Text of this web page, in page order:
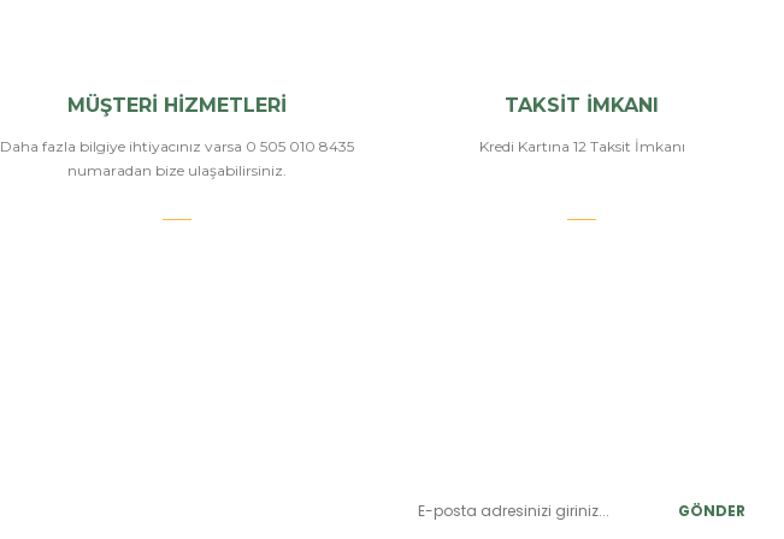
MÜŞTERİ HİZMETLERİ
Daha fazla bilgiye ihtiyacınız varsa 0 505 010 8435
numaradan bize ulaşabilirsiniz.
TAKSİT İMKANI
Kredi Kartına 12 Taksit İmkanı
GÖNDER